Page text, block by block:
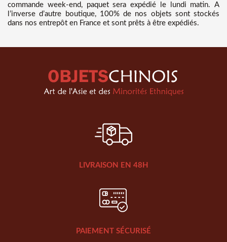
commande week-end, paquet sera expédié le lundi matin. A
l’inverse d’autre boutique, 100% de nos objets sont stockés
dans nos entrepôt en France et sont prêts à être expédiés.
LIVRAISON EN 48H
PAIEMENT SÉCURISÉ